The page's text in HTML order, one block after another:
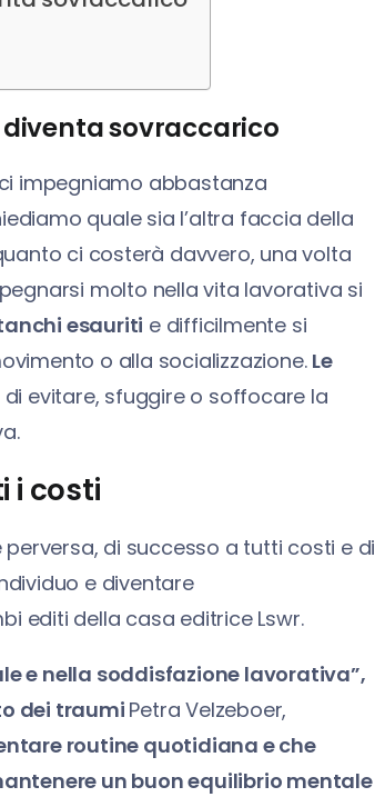
diventa sovraccarico
impegniamo abbastanza
quale sia l’altra faccia della
ci costerà davvero, una volta
molto nella vita lavorativa si
esauriti e difficilmente si
o alla socializzazione.Le
evitare, sfuggire o soffocare la
i costi
di successo a tutti costi e di
e diventare
editi della casa editrice Lswr.
e nella soddisfazione lavorativa”,
dei traumi Petra Velzeboer,
routine quotidiana e che
un buon equilibrio mentale